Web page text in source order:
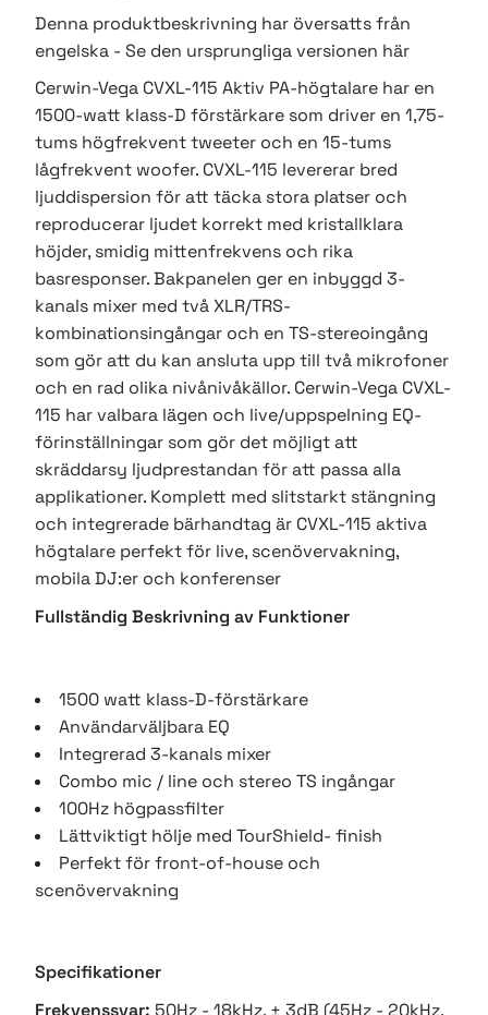
Denna produktbeskrivning har översatts från
engelska - Se den ursprungliga versionen här
Cerwin-Vega CVXL-115 Aktiv PA-högtalare har en
1500-watt klass-D förstärkare som driver en 1,75-
tums högfrekvent tweeter och en 15-tums
lågfrekvent woofer. CVXL-115 levererar bred
ljuddispersion för att täcka stora platser och
reproducerar ljudet korrekt med kristallklara
höjder, smidig mittenfrekvens och rika
basresponser. Bakpanelen ger en inbyggd 3-
kanals mixer med två XLR/TRS-
kombinationsingångar och en TS-stereoingång
som gör att du kan ansluta upp till två mikrofoner
och en rad olika nivånivåkällor. Cerwin-Vega CVXL-
115 har valbara lägen och live/uppspelning EQ-
förinställningar som gör det möjligt att
skräddarsy ljudprestandan för att passa alla
applikationer. Komplett med slitstarkt stängning
och integrerade bärhandtag är CVXL-115 aktiva
högtalare perfekt för live, scenövervakning,
mobila DJ:er och konferenser
Fullständig Beskrivning av Funktioner
1500 watt klass-D-förstärkare
Användarväljbara EQ
Integrerad 3-kanals mixer
Combo mic / line och stereo TS ingångar
100Hz högpassfilter
Lättviktigt hölje med TourShield- finish
Perfekt för front-of-house och
scenövervakning
Specifikationer
Frekvenssvar:50Hz - 18kHz, ± 3dB (45Hz - 20kHz,